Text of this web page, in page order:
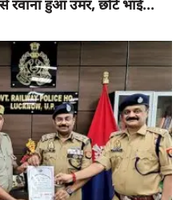
हुआ उमर, छोटे भाई...